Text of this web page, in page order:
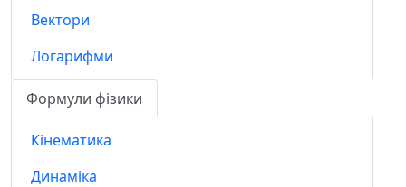
Вектори
Логарифми
Формули фізики
Кінематика
Динаміка